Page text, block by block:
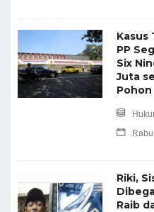
Kasus
PP
Six
Juta
Pohon
Riki,
Raib